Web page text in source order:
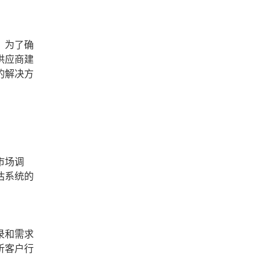
为了确
应商建
解决方
场调
系统的
和需求
客户行